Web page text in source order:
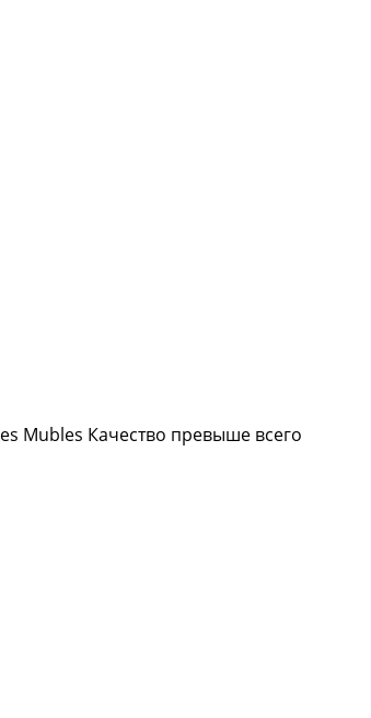
Mubles Качество превыше всего